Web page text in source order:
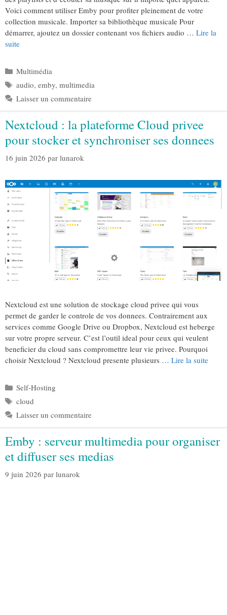
Voici comment utiliser Emby pour profiter pleinement de votre
collection musicale. Importer sa bibliothèque musicale Pour
démarrer, ajoutez un dossier contenant vos fichiers audio … Lire la
suite
Catégories
Multimédia
Étiquettes
audio, emby, multimedia
Laisser un commentaire
Nextcloud : la plateforme Cloud privee
pour stocker et synchroniser ses donnees
16 juin 2026 par lunarok
Nextcloud est une solution de stockage cloud privee qui vous
permet de garder le controle de vos donnees. Contrairement aux
services comme Google Drive ou Dropbox, Nextcloud est heberge
sur votre propre serveur. C’est l’outil ideal pour ceux qui veulent
beneficier du cloud sans compromettre leur vie privee. Pourquoi
choisir Nextcloud ? Nextcloud presente plusieurs … Lire la suite
Catégories
Self-Hosting
Étiquettes
cloud
Laisser un commentaire
Emby : serveur multimedia pour organiser
et diffuser ses medias
9 juin 2026 par lunarok